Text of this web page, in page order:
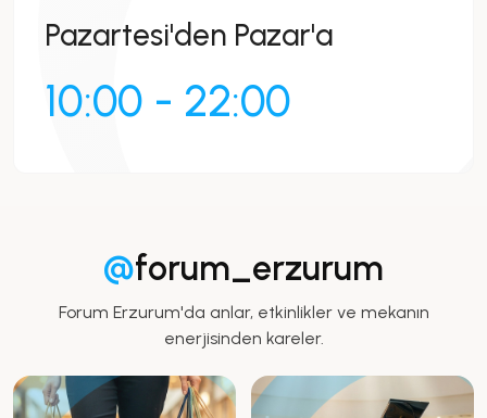
Pazartesi'den Pazar'a
10:00 - 22:00
@forum_erzurum
Forum Erzurum'da anlar, etkinlikler ve mekanın
enerjisinden kareler.